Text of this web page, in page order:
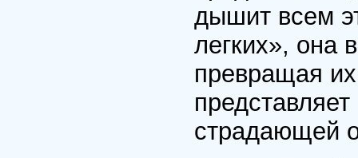
дышит всем
легких», она
превращая
страдающей